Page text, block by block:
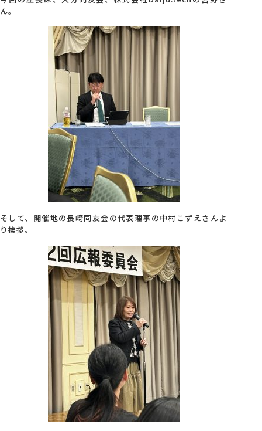
お問い合わせ
ん。
そして、開催地の長崎同友会の代表理事の中村こずえさんよ
り挨拶。